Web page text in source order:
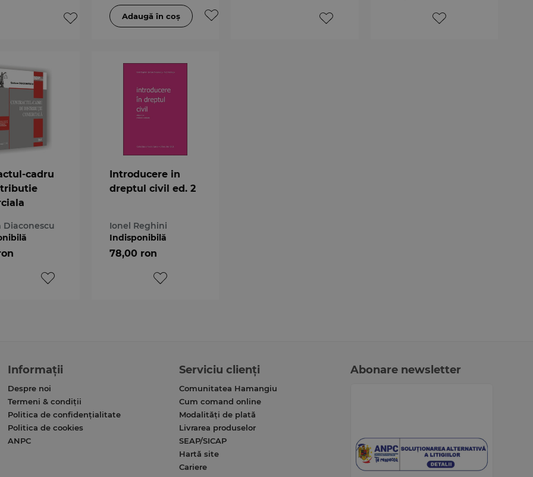
cadru
Diaconescu
Introducere in
dreptul civil ed. 2
Ionel Reghini
Indisponibilă
78,00 ron
Informații
Despre noi
Termeni & condiții
Politica de confidențialitate
Politica de cookies
ANPC
Serviciu clienți
Comunitatea Hamangiu
Cum comand online
Modalități de plată
Livrarea produselor
SEAP/SICAP
Hartă site
Cariere
Abonare newsletter